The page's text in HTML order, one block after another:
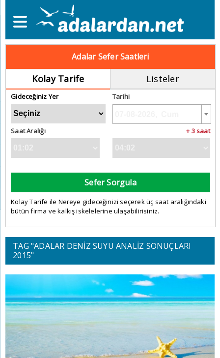
Adalar Sefer Saatleri
Kolay Tarife Listeler
Gideceğiniz Yer Tarihi
Saat Aralığı + 3 saat
Sefer Sorgula
Kolay Tarife ile Nereye gideceğinizi seçerek üç saat aralığındaki
bütün firma ve kalkış iskelelerine ulaşabilirisiniz.
TAG "ADALAR DENIZ SUYU ANALIZ SONUÇLARI
2015"